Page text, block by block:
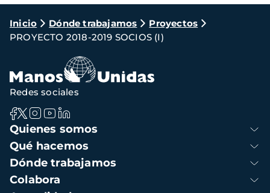
Ruta
de
navegación
Inicio Dónde trabajamos
Proyectos
PROYECTO 2018-2019 SOCIOS (I)
Navegación
principal
Quienes somos
Qué hacemos
Dónde trabajamos
Colabora
Redes sociales